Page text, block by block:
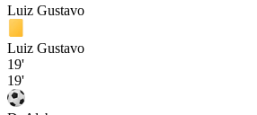
Luiz Gustavo
Luiz Gustavo
19'
19'